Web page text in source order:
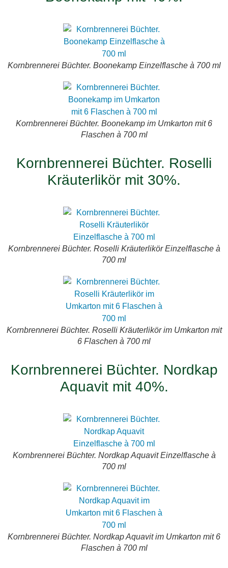
Kornbrennerei Büchter. Boonekamp Einzelflasche à 700 ml
Kornbrennerei Büchter. Boonekamp im Umkarton mit 6
Flaschen à 700 ml
Kornbrennerei Büchter. Roselli
Kräuterlikör mit 30%.
Kornbrennerei Büchter. Roselli Kräuterlikör Einzelflasche à
700 ml
Kornbrennerei Büchter. Roselli Kräuterlikör im Umkarton mit
6 Flaschen à 700 ml
Kornbrennerei Büchter. Nordkap
Aquavit mit 40%.
Kornbrennerei Büchter. Nordkap Aquavit Einzelflasche à
700 ml
Kornbrennerei Büchter. Nordkap Aquavit im Umkarton mit 6
Flaschen à 700 ml